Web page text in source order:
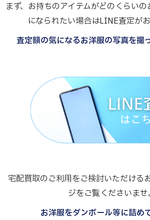
まず、お持ちのアイテムがどのくらい
になられたい場合はLINE査定がお
査定額の気になるお洋服の写真を撮
宅配買取のご利用をご検討いただける
ジをご覧くださいませ
お洋服をダンボール等に詰め